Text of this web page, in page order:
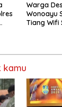
Warga
Wonoayu
Tiang Wifi
kamu